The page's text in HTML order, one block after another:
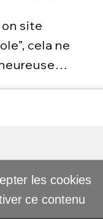
site
cela ne
les cookies
ce contenu